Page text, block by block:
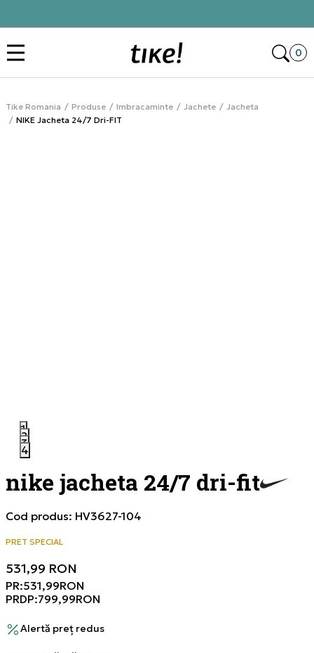
0
Tike Romania Produse Imbracaminte Jachete
Jacheta
NIKE Jacheta 24/7 Dri-FIT
1
2
3
4
nike jacheta 24/7 dri-fit
Cod produs: HV3627-104
PRET SPECIAL
531,99 RON
PR:531,99RON
PRDP:799,99RON
Alertă preț redus